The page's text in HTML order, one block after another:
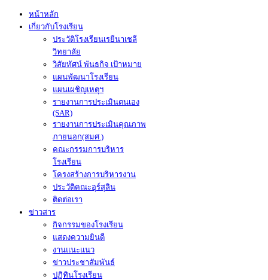
หน้าหลัก
เกี่ยวกับโรงเรียน
ประวัติโรงเรียนเรยีนาเชลี
วิทยาลัย
วิสัยทัศน์ พันธกิจ เป้าหมาย
แผนพัฒนาโรงเรียน
แผนเผชิญเหตุฯ
รายงานการประเมินตนเอง
(SAR)
รายงานการประเมินคุณภาพ
ภายนอก(สมศ.)
คณะกรรมการบริหาร
โรงเรียน
โครงสร้างการบริหารงาน
ประวัติคณะอุร์สุลิน
ติดต่อเรา
ข่าวสาร
กิจกรรมของโรงเรียน
แสดงความยินดี
งานแนะแนว
ข่าวประชาสัมพันธ์
ปฏิทินโรงเรียน